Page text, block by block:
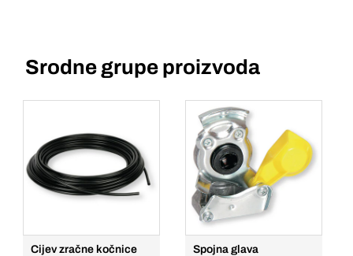
Srodne grupe proizvoda
Cijev zračne kočnice
Spojna glava